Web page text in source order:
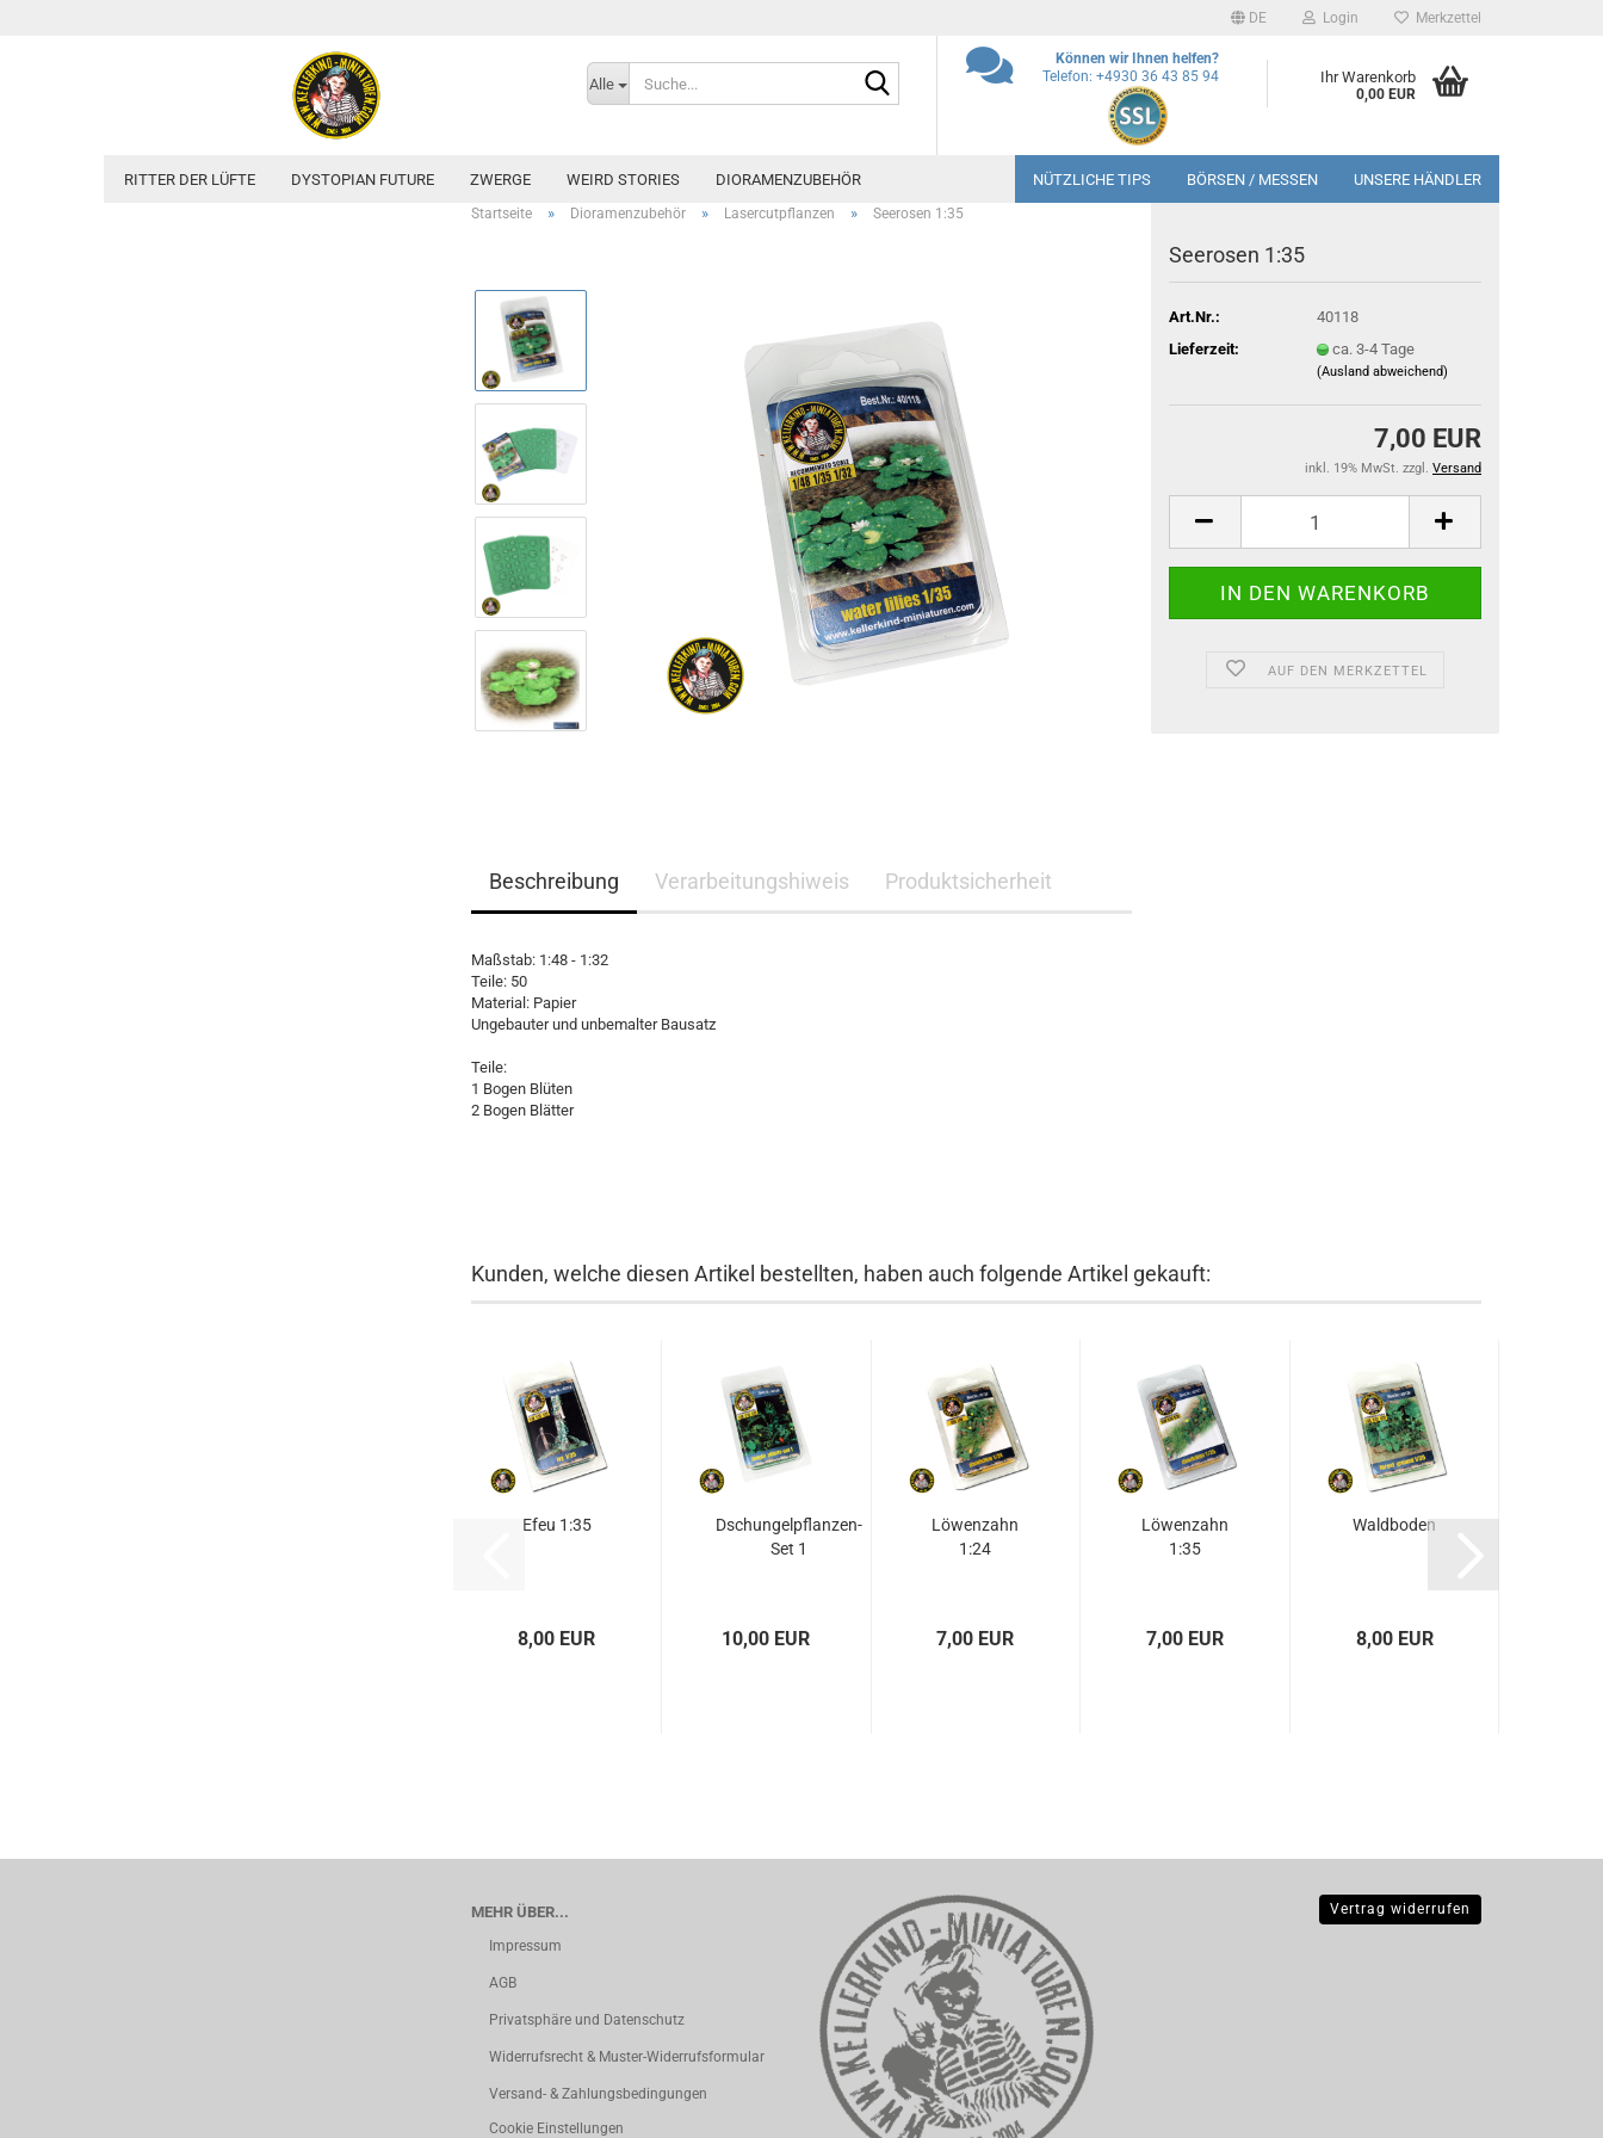
DE Login Merkzettel
Alle
Können wir Ihnen helfen?
Telefon: +4930 36 43 85 94
Ihr Warenkorb
0,00 EUR
RITTER DER LÜFTE DYSTOPIAN FUTURE ZWERGE WEIRD STORIES DIORAMENZUBEHÖR NÜTZLICHE TIPS BÖRSEN / MESSEN UNSERE HÄNDLER
Startseite » Dioramenzubehör » Lasercutpflanzen » Seerosen 1:35
Seerosen 1:35
Art.Nr.:
40118
Lieferzeit:
ca. 3-4 Tage
(Ausland abweichend)
7,00 EUR
inkl. 19% MwSt. zzgl. Versand
AUF DEN MERKZETTEL
Beschreibung Verarbeitungshiweis Produktsicherheit
Maßstab: 1:48 - 1:32
Teile: 50
Material: Papier
Ungebauter und unbemalter Bausatz
Teile:
1 Bogen Blüten
2 Bogen Blätter
Kunden, welche diesen Artikel bestellten, haben auch folgende Artikel gekauft:
Efeu 1:35
8,00 EUR
Dschungelpflanzen-
Set 1
10,00 EUR
Löwenzahn
1:24
7,00 EUR
Löwenzahn
1:35
7,00 EUR
Waldboden
8,00 EUR
MEHR ÜBER...
Impressum
AGB
Privatsphäre und Datenschutz
Widerrufsrecht & Muster-Widerrufsformular
Versand- & Zahlungsbedingungen
Cookie Einstellungen
Vertrag widerrufen